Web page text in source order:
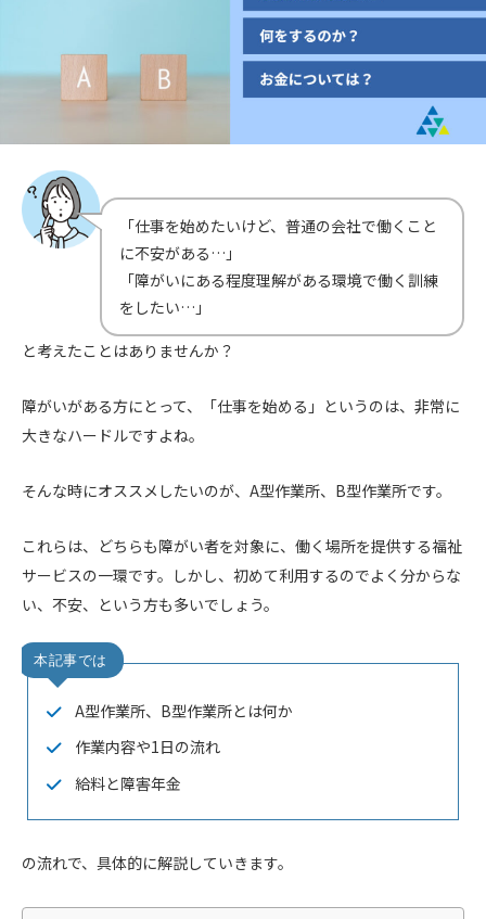
「仕事を始めたいけど、普通の会社で働くこと
に不安がある…」
「障がいにある程度理解がある環境で働く訓練
をしたい…」
と考えたことはありませんか？
障がいがある方にとって、「仕事を始める」というのは、非常に
大きなハードルですよね。
そんな時にオススメしたいのが、A型作業所、B型作業所です。
これらは、どちらも障がい者を対象に、働く場所を提供する福祉
サービスの一環です。しかし、初めて利用するのでよく分からな
い、不安、という方も多いでしょう。
A型作業所、B型作業所とは何か
作業内容や1日の流れ
給料と障害年金
の流れで、具体的に解説していきます。